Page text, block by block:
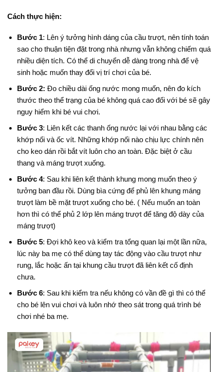
Cách thực hiện:
Bước 1: Lên ý tưởng hình dáng của cầu trượt, nên tính toán
sao cho thuận tiện đặt trong nhà nhưng vẫn không chiếm quá
nhiều diện tích. Có thể di chuyển dễ dàng trong nhà để vệ
sinh hoặc muốn thay đổi vị trí chơi của bé.
Bước 2: Đo chiều dài ống nước mong muốn, nên đo kích
thước theo thể trạng của bé không quá cao đối với bé sẽ gây
nguy hiểm khi bé vui chơi.
Bước 3: Liên kết các thanh ống nước lại với nhau bằng các
khớp nối và ốc vít. Những khớp nối nào chịu lực chính nên
cho keo dán rồi bắt vít luôn cho an toàn. Đặc biệt ở cầu
thang và máng trượt xuống.
Bước 4: Sau khi liên kết thành khung mong muốn theo ý
tưởng ban đầu rồi. Dùng bìa cứng để phủ lên khung máng
trượt làm bề mặt trượt xuống cho bé. ( Nếu muốn an toàn
hơn thì có thể phủ 2 lớp lên máng trượt để tăng độ dày của
máng trượt)
Bước 5: Đợi khô keo và kiểm tra tổng quan lại một lần nữa,
lúc này ba mẹ có thể dùng tay tác động vào cầu trượt như
rung, lắc hoặc ấn tại khung cầu trượt đã liên kết cố định
chưa.
Bước 6: Sau khi kiểm tra nếu không có vần đề gì thì có thể
cho bé lên vui chơi và luôn nhớ theo sát trong quá trình bé
chơi nhé ba mẹ.